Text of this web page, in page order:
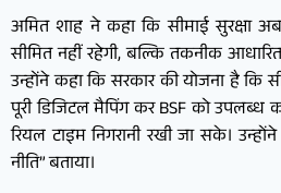
अमित शाह ने कहा कि सीमाई सुरक्षा
सीमित नहीं रहेगी, बल्कि तकनीक
उन्होंने कहा कि सरकार की योजना है कि
पूरी डिजिटल मैपिंग कर BSF को उपलब्ध
रियल टाइम निगरानी रखी जा सके।
नीति” बताया।